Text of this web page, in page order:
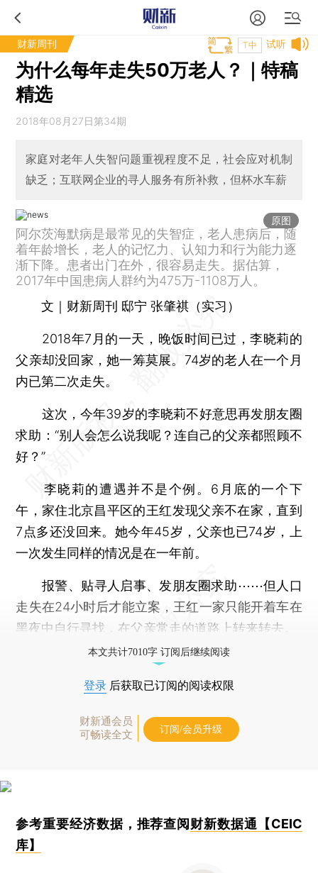
财新周刊 试听
T中
为什么每年走失50万老人？｜特稿
精选
2018年08月27日第34期
家庭对老年人失智问题重视程度不足，社会应对机制
缺乏；互联网企业的寻人服务有所补救，但杯水车薪
原图
阿尔茨海默病是最常见的失智症，老人患病后，随
着年龄增长，老人的记忆力、认知力和行为能力逐
渐下降。患者出门在外，很容易走失。据估算，
2017年中国患病人群约为475万-1108万人。
文｜财新周刊 邸宁 张肇祺（实习）
2018年7月的一天，晚饭时间已过，李晓莉的
父亲却没回家，她一筹莫展。74岁的老人在一个月
内已第二次走失。
这次，今年39岁的李晓莉不好意思再发朋友圈
求助：“别人会怎么说我呢？连自己的父亲都照顾不
好？”
李晓莉的遭遇并不是个例。6月底的一个下
午，家住北京昌平区的王红发现父亲不在家，直到
7点多还没回来。她今年45岁，父亲也已74岁，上
一次发生同样的情况是在一年前。
报警、贴寻人启事、发朋友圈求助⋯⋯但人口
走失在24小时后才能立案，王红一家只能开着车在
黑夜中自行寻找，在父亲常走的道路上转来转去。
本文共计7010字 订阅后继续阅读
登录 后获取已订阅的阅读权限
财新通会员
可畅读全文
订阅/会员升级
参考重要经济数据，推荐查阅 财新数据通【CEIC
库】